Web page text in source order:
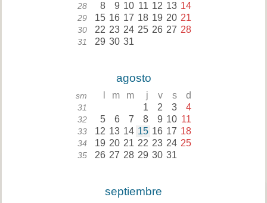
28 8 9 10 11 12 13 14
29 15 16 17 18 19 20 21
30 22 23 24 25 26 27 28
31 29 30 31
agosto
sm m m j v s d
31 1 2 3 4
32 5 6 7 8 9 10 11
33 12 13 14 15 16 17 18
34 19 20 21 22 23 24 25
35 26 27 28 29 30 31
septiembre